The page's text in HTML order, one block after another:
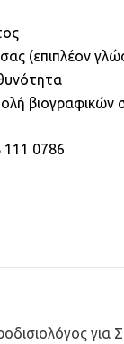
(επιπλέον
βιογραφικών
111 0786